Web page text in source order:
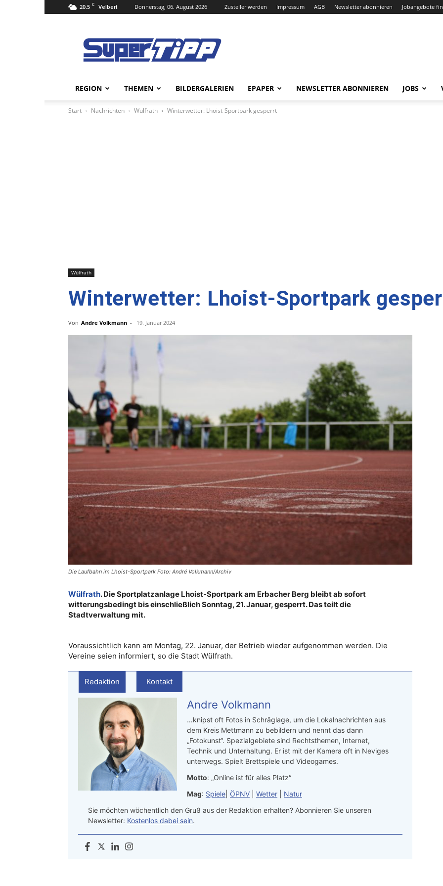
20.5 C Velbert Donnerstag, 06. August 2026 Zusteller werden Impressum AGB Newsletter abonnieren Jobangebote
Tipp
Online
REGION THEMEN BILDERGALERIEN EPAPER NEWSLETTER ABONNIEREN JOBS
Start Nachrichten Wülfrath Winterwetter: Lhoist-Sportpark gesperrt
Wülfrath
Winterwetter: Lhoist-Sportpark
Von Andre Volkmann - 19. Januar 2024
Die Laufbahn im Lhoist-Sportpark Foto: André Volkmann/Archiv
Wülfrath. Die Sportplatzanlage Lhoist-Sportpark am Erbacher Berg bleibt ab sofort
witterungsbedingt bis einschließlich Sonntag, 21. Januar, gesperrt. Das teilt die
Stadtverwaltung mit.
Voraussichtlich kann am Montag, 22. Januar, der Betrieb wieder aufgenommen werden. Die
Vereine seien informiert, so die Stadt Wülfrath.
Redaktion Kontakt
Andre Volkmann
…knipst oft Fotos in Schräglage, um die Lokalnachrichten aus
dem Kreis Mettmann zu bebildern und nennt das dann
„Fotokunst“. Spezialgebiete sind Rechtsthemen, Internet,
Technik und Unterhaltung. Er ist mit der Kamera oft in Neviges
unterwegs. Spielt Brettspiele und Videogames.
Motto: „Online ist für alles Platz“
Mag: Spiele ÖPNV Wetter
Natur
Sie möchten wöchentlich den Gruß aus der Redaktion erhalten? Abonnieren Sie unseren
Newsletter: Kostenlos dabei sein.